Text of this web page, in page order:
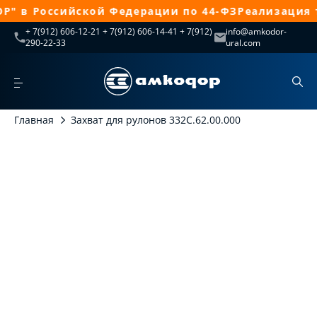
Российской Федерации по 44-ФЗРеализация
+ 7(912) 606-12-21 + 7(912) 606-14-41 + 7(912)
290-22-33
info@amkodor-
ural.com
Главная Захват для рулонов 332С.62.00.000